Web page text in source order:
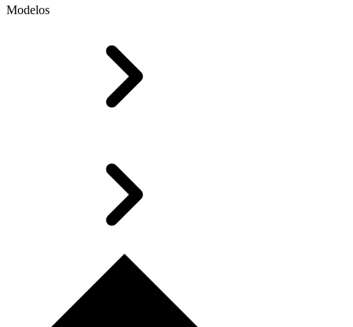
Modelos